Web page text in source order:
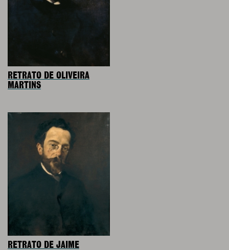
RETRATO DE OLIVEIRA
MARTINS
RETRATO DE JAIME